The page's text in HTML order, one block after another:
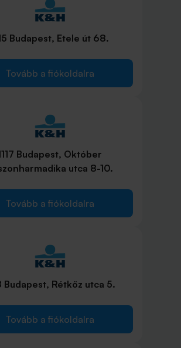
Budapest, Etele út 68.
Tovább a fiókoldalra
Budapest, Október
utca 8-10.
Tovább a fiókoldalra
Budapest, Rétköz utca 5.
Tovább a fiókoldalra